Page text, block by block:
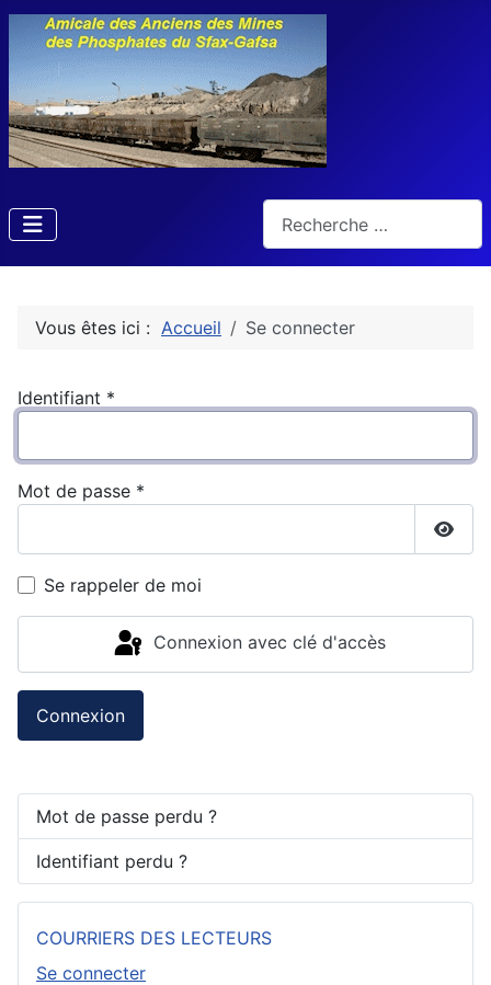
COURRIERS DES LECTEURS
Se connecter
Vous êtes ici : Accueil Se connecter
Identifiant *
Mot de passe *
Se rappeler de moi
Connexion avec clé d'accès
Connexion
Mot de passe perdu ?
Identifiant perdu ?